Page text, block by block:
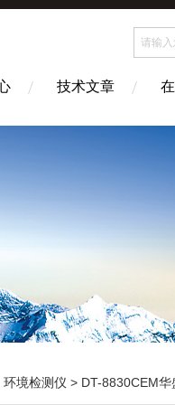
技术文章
环境检测仪 > DT-8830CEM华